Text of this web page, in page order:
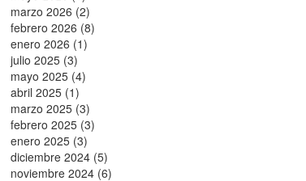
marzo 2026 (2)
febrero 2026 (8)
enero 2026 (1)
julio 2025 (3)
mayo 2025 (4)
abril 2025 (1)
marzo 2025 (3)
febrero 2025 (3)
enero 2025 (3)
diciembre 2024 (5)
noviembre 2024 (6)